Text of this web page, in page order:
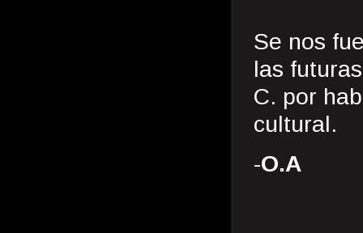
Se nos
las
C. por
cultural.
-O.A